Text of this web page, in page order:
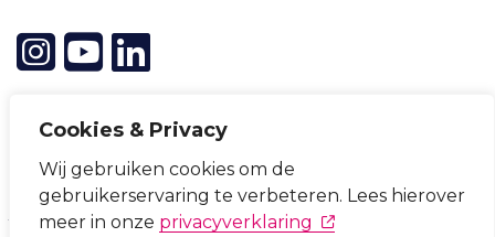
Cookies & Privacy
Wij gebruiken cookies om de
gebruikerservaring te verbeteren. Lees hierover
meer in onze privacyverklaring (opent in nieuw
Cookievoorkeuren wijzigen
Privacyverklaring
Cookieverklaring
Disclaimer
Toegankelijkheid